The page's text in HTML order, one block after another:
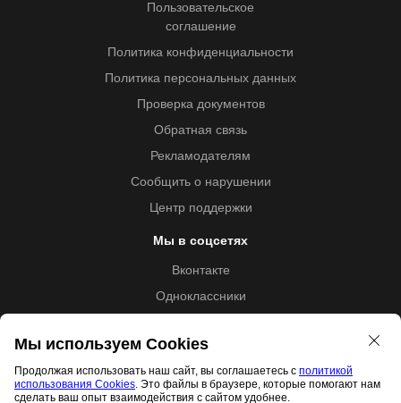
Пользовательское
соглашение
Политика конфиденциальности
Политика персональных данных
Проверка документов
Обратная связь
Рекламодателям
Сообщить о нарушении
Центр поддержки
Мы в соцсетях
Вконтакте
Одноклассники
Образовательная лицензия №5257 от 09.09.2020 (Л035-
Мы используем Cookies
Продолжая использовать наш сайт, вы соглашаетесь с политикой
использования Cookies. Это файлы в браузере, которые помогают нам
сделать ваш опыт взаимодействия с сайтом удобнее.